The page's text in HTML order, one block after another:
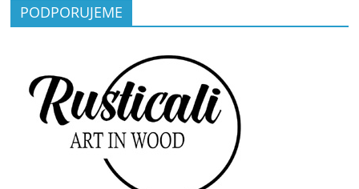
PODPORUJEME